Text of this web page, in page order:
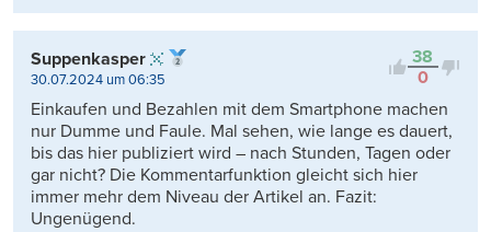
38
0
Suppenkasper
30.07.2024 um 06:35
Einkaufen und Bezahlen mit dem Smartphone machen
nur Dumme und Faule. Mal sehen, wie lange es dauert,
bis das hier publiziert wird – nach Stunden, Tagen oder
gar nicht? Die Kommentarfunktion gleicht sich hier
immer mehr dem Niveau der Artikel an. Fazit:
Ungenügend.